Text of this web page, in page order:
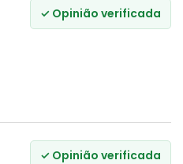
✓ Opinião verificada
✓ Opinião verificada